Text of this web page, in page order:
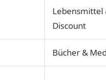
Lebensmittel
Discount
Bücher &